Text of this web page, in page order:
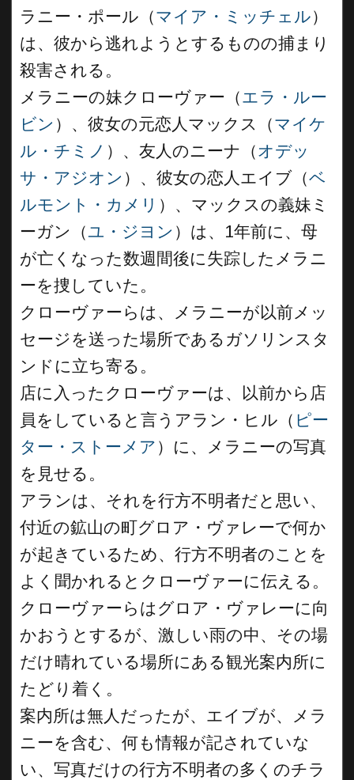
ラニー・ポール（マイア・ミッチェル）
は、彼から逃れようとするものの捕まり
殺害される。
メラニーの妹クローヴァー（エラ・ルー
ビン ）、彼女の元恋人マックス（マイケ
ル・チミノ ）、友人のニーナ（オデッ
サ・アジオン ）、彼女の恋人エイブ（ベ
ルモント・カメリ ）、マックスの義妹ミ
ーガン（ユ・ジヨン ）は、1年前に、母
が亡くなった数週間後に失踪したメラニ
ーを捜していた。
クローヴァーらは、メラニーが以前メッ
セージを送った場所であるガソリンスタ
ンドに立ち寄る。
店に入ったクローヴァーは、以前から店
員をしていると言うアラン・ヒル（ ピー
ター・ストーメア ）に、メラニーの写真
を見せる。
アランは、それを行方不明者だと思い、
付近の鉱山の町グロア・ヴァレーで何か
が起きているため、行方不明者のことを
よく聞かれるとクローヴァーに伝える。
クローヴァーらはグロア・ヴァレーに向
かおうとするが、激しい雨の中、その場
だけ晴れている場所にある観光案内所に
たどり着く。
案内所は無人だったが、エイブが、メラ
ニーを含む、何も情報が記されていな
い、写真だけの行方不明者の多くのチラ